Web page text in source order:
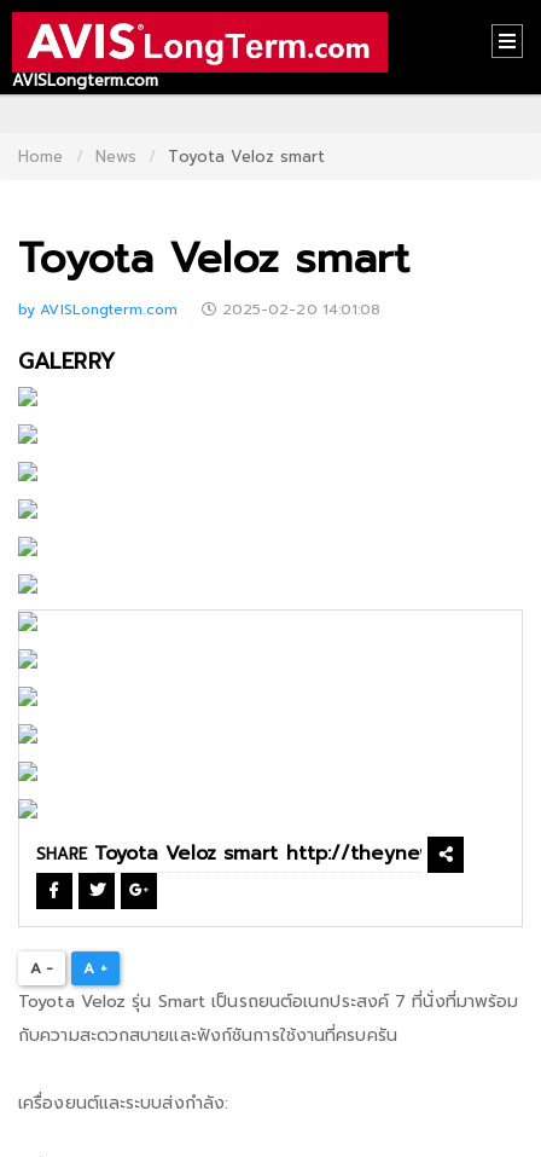
HOME
CONTACT
ABOUT
US
NEWS
AVISLongterm.com
Home News Toyota Veloz smart
Toyota Veloz smart
by AVISLongterm.com 2025-02-20 14:01:08
GALERRY
SHARE
A - A +
Toyota Veloz รุ่น Smart เป็นรถยนต์อเนกประสงค์ 7 ที่นั่งที่มาพร้อม
กับความสะดวกสบายและฟังก์ชันการใช้งานที่ครบครัน
เครื่องยนต์และระบบส่งกำลัง: